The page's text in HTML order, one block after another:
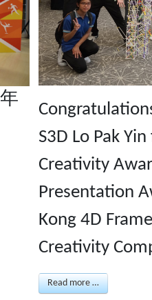
S3D Lo Pak
Creativity
Presentation
Kong 4D
Creativity
Read more …